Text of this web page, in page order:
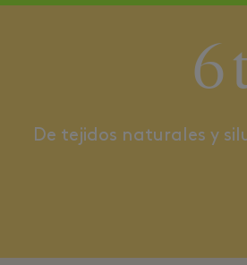
6
De tejidos naturales y